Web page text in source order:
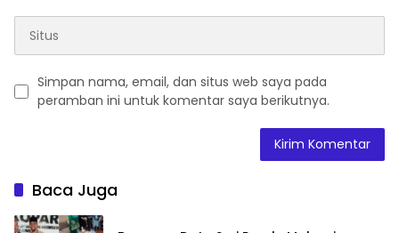
Simpan nama, email, dan situs web saya pada
peramban ini untuk komentar saya berikutnya.
Baca Juga